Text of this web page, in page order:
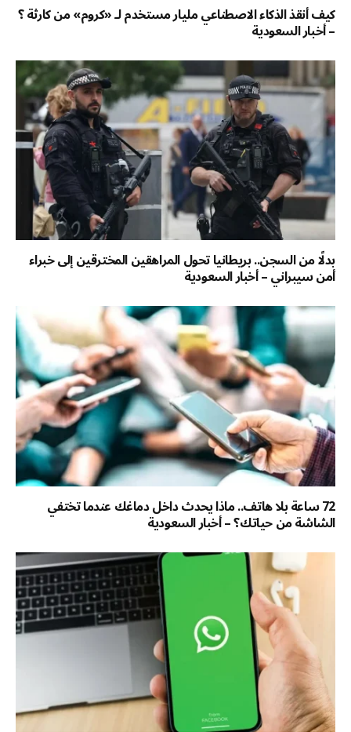
كيف أنقذ الذكاء الاصطناعي مليار مستخدم لـ «كروم» من كارثة ؟
– أخبار السعودية
بدلًا من السجن.. بريطانيا تحول المراهقين المخترقين إلى خبراء
أمن سيبراني – أخبار السعودية
72 ساعة بلا هاتف.. ماذا يحدث داخل دماغك عندما تختفي
الشاشة من حياتك؟ – أخبار السعودية